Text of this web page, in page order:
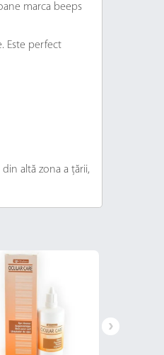
marca beeps
Este perfect
altă zona a țării,